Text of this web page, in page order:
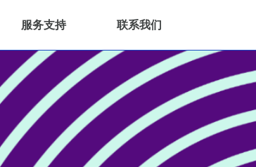
服务支持 联系我们